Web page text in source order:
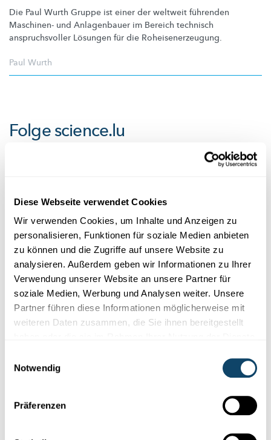
Diese Webseite verwendet Cookies
Wir verwenden Cookies, um Inhalte und Anzeigen zu
personalisieren, Funktionen für soziale Medien anbieten
zu können und die Zugriffe auf unsere Website zu
analysieren. Außerdem geben wir Informationen zu Ihrer
Verwendung unserer Website an unsere Partner für
soziale Medien, Werbung und Analysen weiter. Unsere
Partner führen diese Informationen möglicherweise mit
weiteren Daten zusammen, die Sie ihnen bereitgestellt
Notwendig
Präferenzen
Die Paul Wurth Gruppe ist einer der weltweit führenden
Maschinen- und Anlagenbauer im Bereich technisch
anspruchsvoller Lösungen für die Roheisenerzeugung.
Paul Wurth
Folgescience.lu
Netzwerken abgelehnt haben. Um sie zu
sehen, ändern Sie bitte Ihre Einstellungen.
EINSTELLUNGEN ÄNDERN
Youtube-Kanal